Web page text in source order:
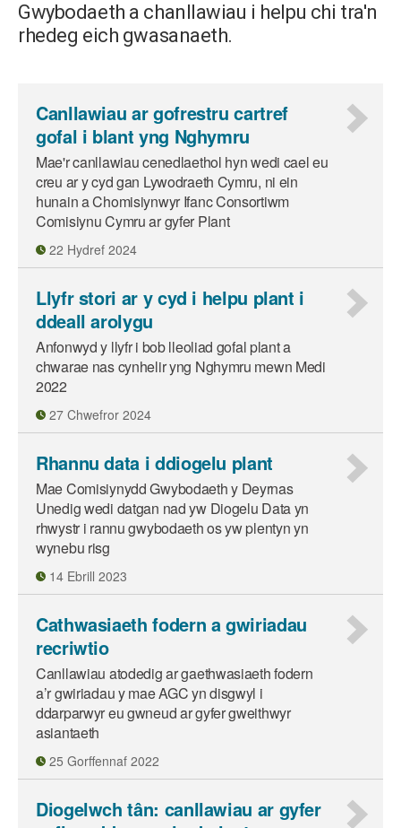
Gwybodaeth a chanllawiau i helpu chi tra'n
rhedeg eich gwasanaeth.
Canllawiau ar gofrestru cartref
gofal i blant yng Nghymru
Mae'r canllawiau cenedlaethol hyn wedi cael eu
creu ar y cyd gan Lywodraeth Cymru, ni ein
hunain a Chomisiynwyr Ifanc Consortiwm
Comisiynu Cymru ar gyfer Plant
22 Hydref 2024
Llyfr stori ar y cyd i helpu plant i
ddeall arolygu
Anfonwyd y llyfr i bob lleoliad gofal plant a
chwarae nas cynhelir yng Nghymru mewn Medi
2022
27 Chwefror 2024
Rhannu data i ddiogelu plant
Mae Comisiynydd Gwybodaeth y Deyrnas
Unedig wedi datgan nad yw Diogelu Data yn
rhwystr i rannu gwybodaeth os yw plentyn yn
wynebu risg
14 Ebrill 2023
Cathwasiaeth fodern a gwiriadau
recriwtio
Canllawiau atodedig ar gaethwasiaeth fodern
a’r gwiriadau y mae AGC yn disgwyl i
ddarparwyr eu gwneud ar gyfer gweithwyr
asiantaeth
25 Gorffennaf 2022
Diogelwch tân: canllawiau ar gyfer